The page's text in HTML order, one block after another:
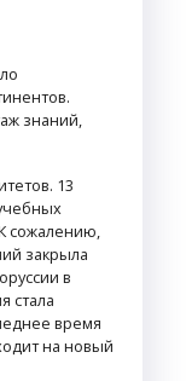
знаний,
13
сожалению,
закрыла
в
стала
время
на новый